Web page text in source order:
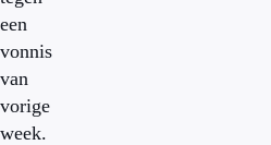
een
vonnis
van
vorige
week.